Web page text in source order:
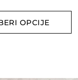
OPCIJE